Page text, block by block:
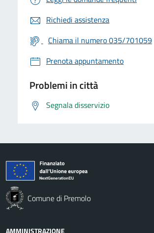
Richiedi assistenza
Chiama il numero 035/701059
Prenota appuntamento
Problemi in città
Segnala disservizio
Comune di Premolo
AMMINISTRAZIONE